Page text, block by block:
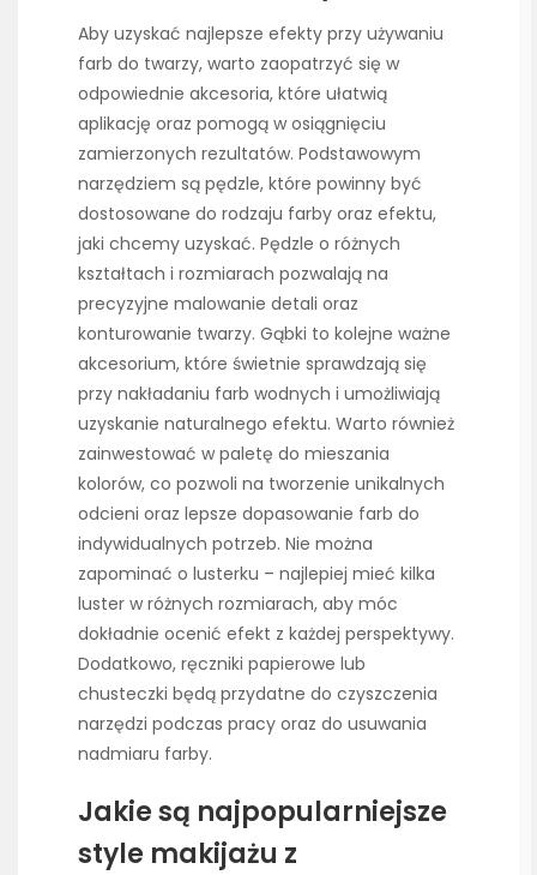
Aby uzyskać najlepsze efekty przy używaniu
farb do twarzy, warto zaopatrzyć się w
odpowiednie akcesoria, które ułatwią
aplikację oraz pomogą w osiągnięciu
zamierzonych rezultatów. Podstawowym
narzędziem są pędzle, które powinny być
dostosowane do rodzaju farby oraz efektu,
jaki chcemy uzyskać. Pędzle o różnych
kształtach i rozmiarach pozwalają na
precyzyjne malowanie detali oraz
konturowanie twarzy. Gąbki to kolejne ważne
akcesorium, które świetnie sprawdzają się
przy nakładaniu farb wodnych i umożliwiają
uzyskanie naturalnego efektu. Warto również
zainwestować w paletę do mieszania
kolorów, co pozwoli na tworzenie unikalnych
odcieni oraz lepsze dopasowanie farb do
indywidualnych potrzeb. Nie można
zapominać o lusterku – najlepiej mieć kilka
luster w różnych rozmiarach, aby móc
dokładnie ocenić efekt z każdej perspektywy.
Dodatkowo, ręczniki papierowe lub
chusteczki będą przydatne do czyszczenia
narzędzi podczas pracy oraz do usuwania
nadmiaru farby.
Jakie są najpopularniejsze
style makijażu z